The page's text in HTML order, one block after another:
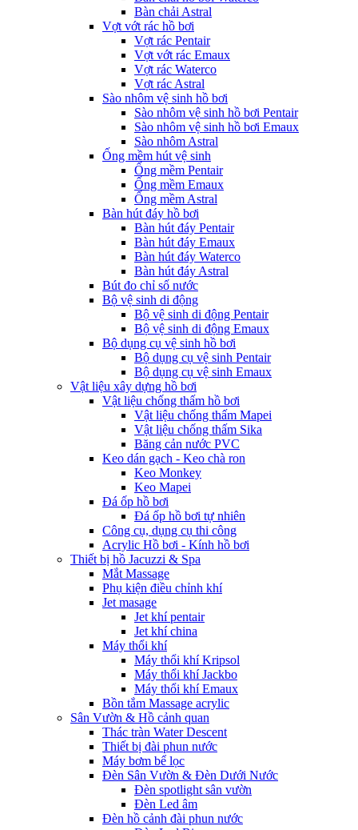
Bàn chải Astral
Vợt vớt rác hồ bơi
Vợt rác Pentair
Vợt vớt rác Emaux
Vợt rác Waterco
Vợt rác Astral
Sào nhôm vệ sinh hồ bơi
Sào nhôm vệ sinh hồ bơi Pentair
Sào nhôm vệ sinh hồ bơi Emaux
Sào nhôm Astral
Ống mềm hút vệ sinh
Ống mềm Pentair
Ống mềm Emaux
Ống mềm Astral
Bàn hút đáy hồ bơi
Bàn hút đáy Pentair
Bàn hút đáy Emaux
Bàn hút đáy Waterco
Bàn hút đáy Astral
Bút đo chỉ số nước
Bộ vệ sinh di động
Bộ vệ sinh di động Pentair
Bộ vệ sinh di động Emaux
Bộ dụng cụ vệ sinh hồ bơi
Bộ dụng cụ vệ sinh Pentair
Bộ dụng cụ vệ sinh Emaux
Vật liệu xây dựng hồ bơi
Vật liệu chống thấm hồ bơi
Vật liệu chống thấm Mapei
Vật liệu chống thấm Sika
Băng cản nước PVC
Keo dán gạch - Keo chà ron
Keo Monkey
Keo Mapei
Đá ốp hồ bơi
Đá ốp hồ bơi tự nhiên
Công cụ, dụng cụ thi công
Acrylic Hồ bơi - Kính hồ bơi
Thiết bị hồ Jacuzzi & Spa
Mắt Massage
Phụ kiện điều chỉnh khí
Jet masage
Jet khí pentair
Jet khí china
Máy thổi khí
Máy thổi khí Kripsol
Máy thổi khí Jackbo
Máy thổi khí Emaux
Bồn tắm Massage acrylic
Sân Vườn & Hồ cảnh quan
Thác tràn Water Descent
Thiết bị đài phun nước
Máy bơm bể lọc
Đèn Sân Vườn & Đèn Dưới Nước
Đèn spotlight sân vườn
Đèn Led âm
Đèn hồ cảnh đài phun nước